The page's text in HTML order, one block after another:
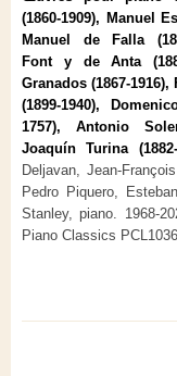
(1860-1909), Manuel
Manuel de Falla
Font y de Anta
Granados (1867-
(1899-1940),
1757), Antonio
Joaquín Turina (1882-
Deljavan, Jean-
Pedro Piquero,
Stanley, piano. 1968-
Piano Classics